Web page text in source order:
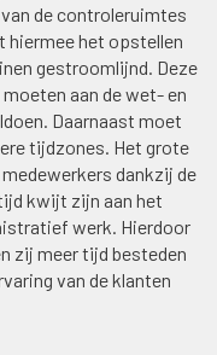
de controleruimtes
hiermee het opstellen
gestroomlijnd. Deze
aan de wet- en
Daarnaast moet
tijdzones. Het grote
dankzij de
kwijt zijn aan het
werk. Hierdoor
zij meer tijd besteden
van de klanten